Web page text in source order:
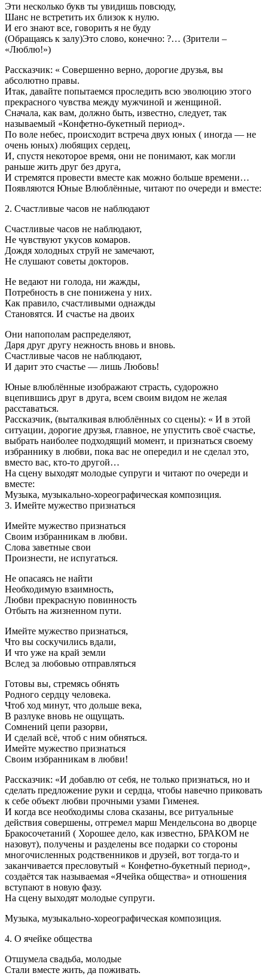
Эти несколько букв ты увидишь повсюду,
Шанс не встретить их близок к нулю.
И его знают все, говорить я не буду
(Обращаясь к залу)Это слово, конечно: ?… (Зрители –
«Люблю!»)
Рассказчик: « Совершенно верно, дорогие друзья, вы
абсолютно правы.
Итак, давайте попытаемся проследить всю эволюцию этого
прекрасного чувства между мужчиной и женщиной.
Сначала, как вам, должно быть, известно, следует, так
называемый «Конфетно-букетный период».
По воле небес, происходит встреча двух юных ( иногда — не
очень юных) любящих сердец,
И, спустя некоторое время, они не понимают, как могли
раньше жить друг без друга,
И стремятся провести вместе как можно больше времени…
Появляются Юные Влюблённые, читают по очереди и вместе:
2. Счастливые часов не наблюдают
Счастливые часов не наблюдают,
Не чувствуют укусов комаров.
Дождя холодных струй не замечают,
Не слушают советы докторов.
Не ведают ни голода, ни жажды,
Потребность в сне понижена у них.
Как правило, счастливыми однажды
Становятся. И счастье на двоих
Они напополам распределяют,
Даря друг другу нежность вновь и вновь.
Счастливые часов не наблюдают,
И дарит это счастье — лишь Любовь!
Юные влюблённые изображают страсть, судорожно
вцепившись друг в друга, всем своим видом не желая
расставаться.
Рассказчик, (выталкивая влюблённых со сцены): « И в этой
ситуации, дорогие друзья, главное, не упустить своё счастье,
выбрать наиболее подходящий момент, и признаться своему
избраннику в любви, пока вас не опередил и не сделал это,
вместо вас, кто-то другой…
На сцену выходят молодые супруги и читают по очереди и
вместе:
Музыка, музыкально-хореографическая композиция.
3. Имейте мужество признаться
Имейте мужество признаться
Своим избранникам в любви.
Слова заветные свои
Произнести, не испугаться.
Не опасаясь не найти
Необходимую взаимность,
Любви прекрасную повинность
Отбыть на жизненном пути.
Имейте мужество признаться,
Что вы соскучились вдали,
И что уже на край земли
Вслед за любовью отправляться
Готовы вы, стремясь обнять
Родного сердцу человека.
Чтоб ход минут, что дольше века,
В разлуке вновь не ощущать.
Сомнений цепи разорви,
И сделай всё, чтоб с ним обняться.
Имейте мужество признаться
Своим избранникам в любви!
Рассказчик: «И добавлю от себя, не только признаться, но и
сделать предложение руки и сердца, чтобы навечно приковать
к себе объект любви прочными узами Гименея.
И когда все необходимы слова сказаны, все ритуальные
действия совершены, отгремел марш Мендельсона во дворце
Бракосочетаний ( Хорошее дело, как известно, БРАКОМ не
назовут), получены и разделены все подарки со стороны
многочисленных родственников и друзей, вот тогда-то и
заканчивается пресловутый « Конфетно-букетный период»,
создаётся так называемая «Ячейка общества» и отношения
вступают в новую фазу.
На сцену выходят молодые супруги.
Музыка, музыкально-хореографическая композиция.
4. О ячейке общества
Отшумела свадьба, молодые
Стали вместе жить, да поживать.